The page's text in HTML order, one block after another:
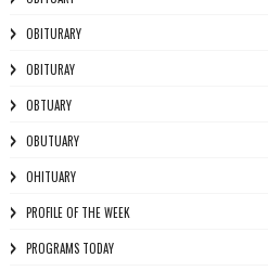
OBITURARY
OBITURAY
OBTUARY
OBUTUARY
OHITUARY
PROFILE OF THE WEEK
PROGRAMS TODAY